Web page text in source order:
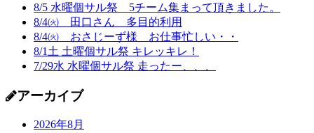
8/5 水曜個サル祭 5チーム集まって頂きました。
8/4㈫ 田口さん 多目的利用
8/4㈫ おさじーず様 お仕事忙しい・・
8/1土 土曜個サル祭 キレッキレ！
7/29水 水曜個サル祭 走ったー、、、
アーカイブ
2026年8月